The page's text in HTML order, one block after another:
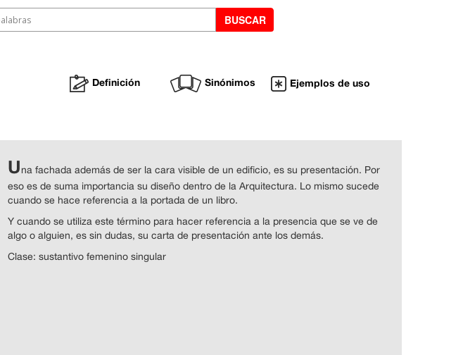
Definición Sinónimos Ejemplos de uso
Una fachada además de ser la cara visible de un edificio, es su presentación. Por
eso es de suma importancia su diseño dentro de la Arquitectura. Lo mismo sucede
cuando se hace referencia a la portada de un libro.
Y cuando se utiliza este término para hacer referencia a la presencia que se ve de
algo o alguien, es sin dudas, su carta de presentación ante los demás.
Clase: sustantivo femenino singular